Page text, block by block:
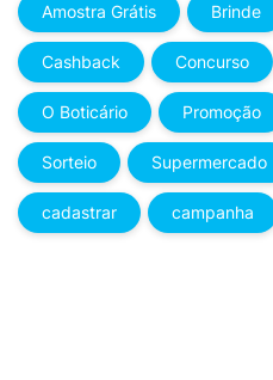
Amostra Grátis Brinde
Cashback Concurso
O Boticário Promoção
Sorteio Supermercado
cadastrar campanha